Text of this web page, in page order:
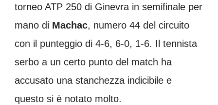
torneo ATP 250 di Ginevra in semifinale per
mano di Machac, numero 44 del circuito
con il punteggio di 4-6, 6-0, 1-6. Il tennista
serbo a un certo punto del match ha
accusato una stanchezza indicibile e
questo si è notato molto.